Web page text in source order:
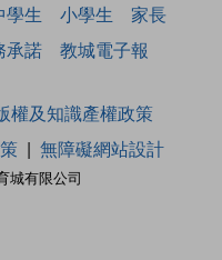
學生 小學生
家長
承諾 教城電子報
城有限公司
權及知識產權政策
無障礙網站設計